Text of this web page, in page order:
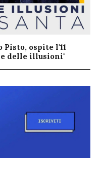
ospite l'11
delle illusioni"